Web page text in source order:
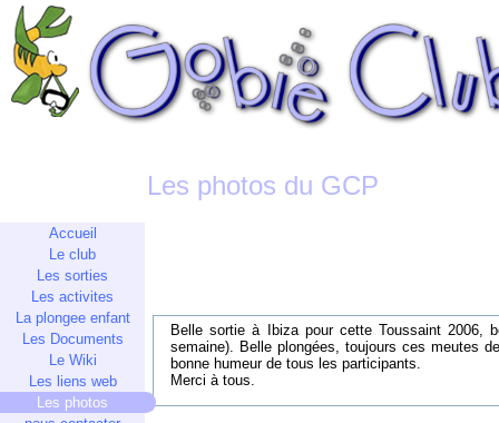
Les photos du GCP
Accueil
Le club
Les sorties
Les activites
La plongee enfant
Les Documents
Le Wiki
Les liens web
Les photos
Belle sortie à Ibiza pour cette Toussaint 2006,
semaine). Belle plongées, toujours ces meutes
bonne humeur de tous les participants.
Merci à tous.